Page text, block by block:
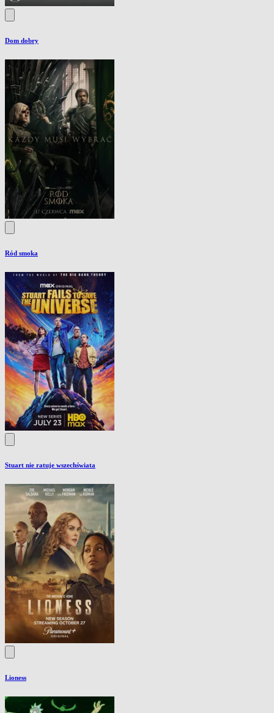
Dom dobry
Ród smoka
Stuart nie ratuje wszechświata
Lioness